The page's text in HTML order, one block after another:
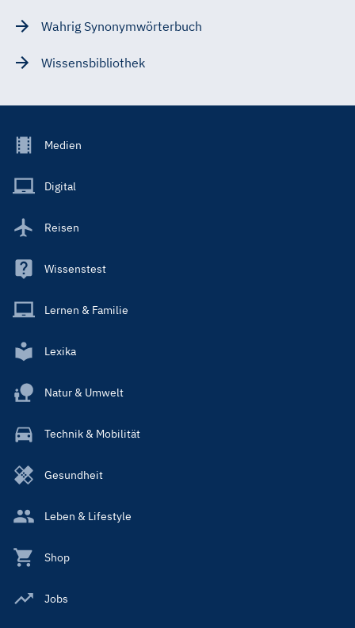
Wahrig Synonymwörterbuch
Wissensbibliothek
Footer
Main
Medien
Digital
Reisen
Wissenstest
Lernen & Familie
Lexika
Natur & Umwelt
Technik & Mobilität
Gesundheit
Leben & Lifestyle
Shop
Jobs